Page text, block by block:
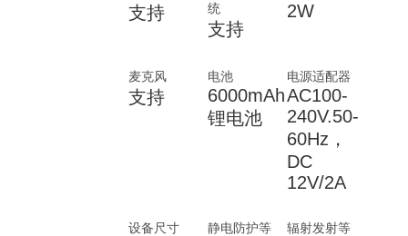
支持
统
支持
2W
麦克风
支持
电池
6000mAh
锂电池
电源适配器
AC100-
240V.50-
60Hz，
DC
12V/2A
设备尺寸
静电防护等
辐射发射等